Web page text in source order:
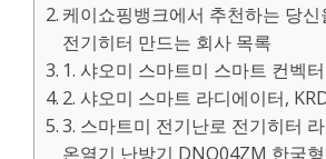
케이쇼핑뱅크에서 추천하는 당신
전기히터 만드는 회사 목록
1. 샤오미 스마트미 스마트 컨벡
2. 샤오미 스마트 라디에이터,
3. 스마트미 전기난로 전기히터
온열기 난방기 DNQ04ZM 한국